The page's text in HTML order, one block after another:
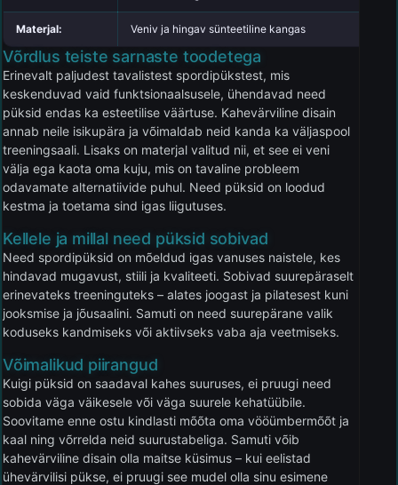
Materjal: Veniv ja hingav sünteetiline kangas
Võrdlus teiste sarnaste toodetega
Erinevalt paljudest tavalistest spordipükstest, mis
keskenduvad vaid funktsionaalsusele, ühendavad need
püksid endas ka esteetilise väärtuse. Kahevärviline disain
annab neile isikupära ja võimaldab neid kanda ka väljaspool
treeningsaali. Lisaks on materjal valitud nii, et see ei veni
välja ega kaota oma kuju, mis on tavaline probleem
odavamate alternatiivide puhul. Need püksid on loodud
kestma ja toetama sind igas liigutuses.
Kellele ja millal need püksid sobivad
Need spordipüksid on mõeldud igas vanuses naistele, kes
hindavad mugavust, stiili ja kvaliteeti. Sobivad suurepäraselt
erinevateks treeninguteks – alates joogast ja pilatesest kuni
jooksmise ja jõusaalini. Samuti on need suurepärane valik
koduseks kandmiseks või aktiivseks vaba aja veetmiseks.
Võimalikud piirangud
Kuigi püksid on saadaval kahes suuruses, ei pruugi need
sobida väga väikesele või väga suurele kehatüübile.
Soovitame enne ostu kindlasti mõõta oma vööümbermõõt ja
kaal ning võrrelda neid suurustabeliga. Samuti võib
kahevärviline disain olla maitse küsimus – kui eelistad
ühevärvilisi pükse, ei pruugi see mudel olla sinu esimene